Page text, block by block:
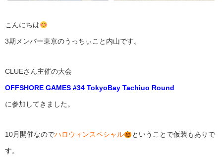
こんにちは
3期メンバー東京のうっちぃこと内山です。
CLUEさん主催の大会
OFFSHORE GAMES #34 TokyoBay Tachiuo Round
に参加してきました。
10月開催なのでハロウィンスペシャル ということで仮装もありで
す。